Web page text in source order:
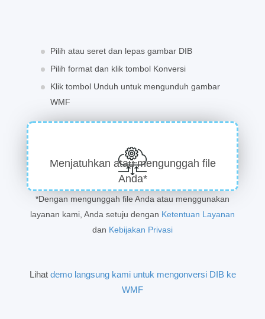
Pilih atau seret dan lepas gambar DIB
Pilih format dan klik tombol Konversi
Klik tombol Unduh untuk mengunduh gambar
WMF
Menjatuhkan atau mengunggah file
Anda*
*Dengan mengunggah file Anda atau menggunakan
layanan kami, Anda setuju dengan Ketentuan Layanan
dan Kebijakan Privasi
Lihat demo langsung kami untuk mengonversi DIB ke
WMF